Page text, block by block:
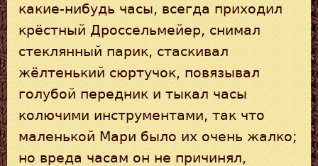
какие-нибудь часы, всегда приходил
крёстный Дроссельмейер, снимал
стеклянный парик, стаскивал
жёлтенький сюртучок, повязывал
голубой передник и тыкал часы
колючими инструментами, так что
маленькой Мари было их очень жалко;
но вреда часам он не причинял,